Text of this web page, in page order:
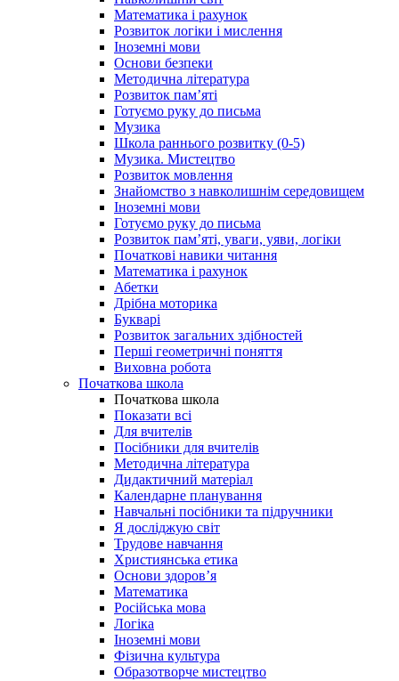
Математика і рахунок
Розвиток логіки і мислення
Іноземні мови
Основи безпеки
Методична література
Розвиток пам’яті
Готуємо руку до письма
Музика
Школа раннього розвитку (0-5)
Музика. Мистецтво
Розвиток мовлення
Знайомство з навколишнім середовищем
Іноземні мови
Готуємо руку до письма
Розвиток пам’яті, уваги, уяви, логіки
Початкові навики читання
Математика і рахунок
Абетки
Дрібна моторика
Букварі
Розвиток загальних здібностей
Перші геометричні поняття
Виховна робота
Початкова школа
Початкова школа
Показати всі
Для вчителів
Посібники для вчителів
Методична література
Дидактичний матеріал
Календарне планування
Навчальні посібники та підручники
Я досліджую світ
Трудове навчання
Християнська етика
Основи здоров’я
Математика
Російська мова
Логіка
Іноземні мови
Фізична культура
Образотворче мистецтво